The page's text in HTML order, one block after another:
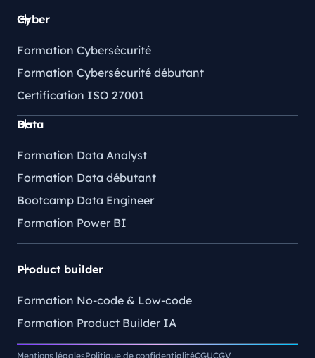
Cyber
Formation Cybersécurité
Formation Cybersécurité débutant
Certification ISO 27001
Data
Formation Data Analyst
Formation Data débutant
Bootcamp Data Engineer
Formation Power BI
Product builder
Formation No-code & Low-code
Formation Product Builder IA
Mentions légalesPolitique de confidentialitéCGUCGV